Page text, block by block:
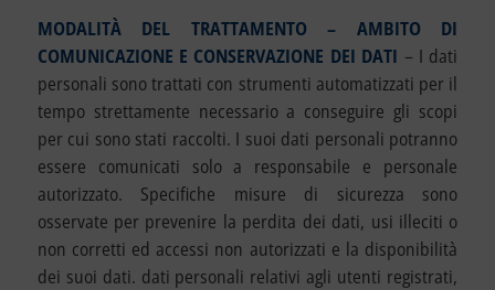
MODALITÀ DEL TRATTAMENTO – AMBITO DI
COMUNICAZIONE E CONSERVAZIONE DEI DATI – I dati
personali sono trattati con strumenti automatizzati per il
tempo strettamente necessario a conseguire gli scopi
per cui sono stati raccolti. I suoi dati personali potranno
essere comunicati solo a responsabile e personale
autorizzato. Specifiche misure di sicurezza sono
osservate per prevenire la perdita dei dati, usi illeciti o
non corretti ed accessi non autorizzati e la disponibilità
dei suoi dati. dati personali relativi agli utenti registrati,